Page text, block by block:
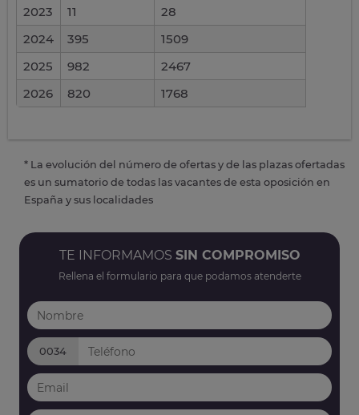
2023
11
28
2024
395
1509
2025
982
2467
2026
820 1768
* La evolución del número de ofertas y de las plazas ofertadas
es un sumatorio de todas las vacantes de esta oposición en
España y sus localidades
TE INFORMAMOS SIN COMPROMISO
Rellena el formulario para que podamos atenderte
0034